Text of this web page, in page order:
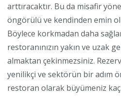
arttıracaktır. Bu da misafir
öngörülü ve kendinden emin
Böylece korkmadan daha
restoranınızın yakın ve uzak
almaktan çekinmezsiniz.
yenilikçi ve sektörün bir adım
restoran olarak büyümeniz